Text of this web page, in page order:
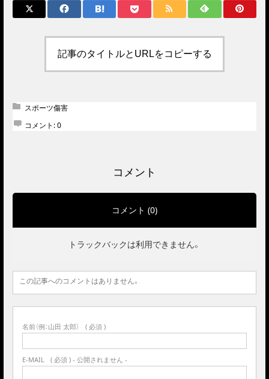
記事のタイトルとURLをコピーする
スポーツ傷害
コメント:0
コメント
コメント (0)
トラックバックは利用できません。
この記事へのコメントはありません。
名前（例：山田 太郎） ( 必須 )
E-MAIL ( 必須 ) - 公開されません -